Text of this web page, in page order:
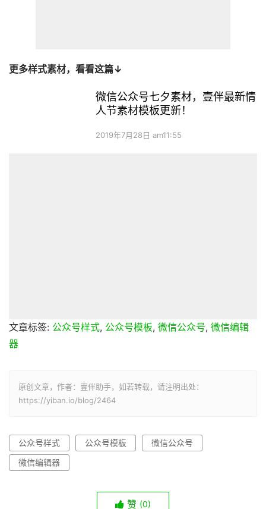
更多样式素材，看看这篇↓
文章标签: 公众号样式, 公众号模板, 微信公众号, 微信编辑
器
原创文章，作者：壹伴助手，如若转载，请注明出处：
https://yiban.io/blog/2464
公众号样式 公众号模板
微信公众号
微信编辑器
赞 (0)